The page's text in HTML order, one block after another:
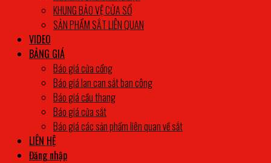
KHUNG BẢO VỆ CỬA SỔ
SẢN PHẨM SẮT LIÊN QUAN
VIDEO
BẢNG GIÁ
Báo giá cửa cổng
Báo giá lan can sắt ban công
Báo giá cầu thang
Báo giá cửa sắt
Báo giá các sản phẩm liên quan về sắt
LIÊN HỆ
Đăng nhập